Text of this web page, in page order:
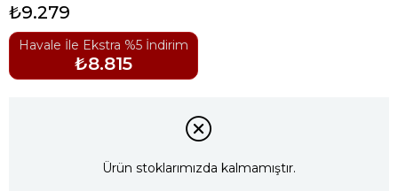
₺9.279
Havale İle Ekstra %5 İndirim
₺8.815
Ürün stoklarımızda kalmamıştır.